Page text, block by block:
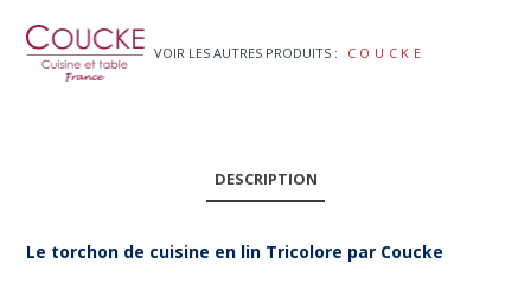
VOIR LES AUTRES PRODUITS : COUCKE
DESCRIPTION
Le torchon de cuisine en lin Tricolore par Coucke